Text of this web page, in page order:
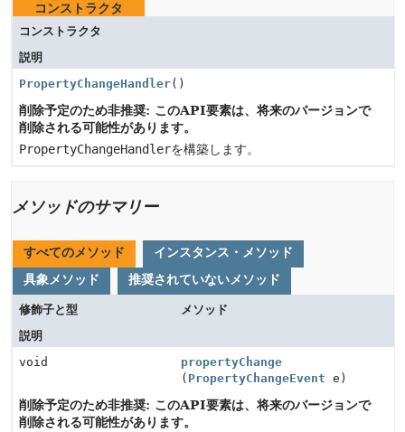
コンストラクタ
コンストラクタ
説明
PropertyChangeHandler()
削除予定のため非推奨: このAPI要素は、将来のバージョンで
削除される可能性があります。
PropertyChangeHandlerを構築します。
メソッドのサマリー
すべてのメソッド
インスタンス・メソッド
具象メソッド
推奨されていないメソッド
修飾子と型
メソッド
説明
void
propertyChange
( PropertyChangeEvent e)
削除予定のため非推奨: このAPI要素は、将来のバージョンで
削除される可能性があります。